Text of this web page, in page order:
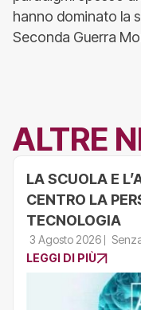
hanno dominato la
Seconda Guerra
ALTRE
LA SCUOLA E
CENTRO LA
TECNOLOGIA
3 Agosto 2026
LEGGI DI PIÙ